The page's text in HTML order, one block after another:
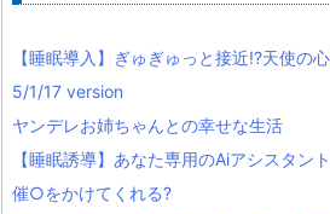
【睡眠導入】ぎゅぎゅっと接近!?天使の
5/1/17 version
ヤンデレお姉ちゃんとの幸せな生活
【睡眠誘導】あなた専用のAiアシスタン
催○をかけてくれる?